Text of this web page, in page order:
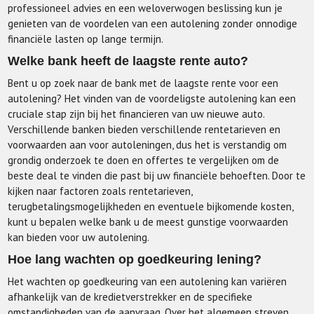
professioneel advies en een weloverwogen beslissing kun je
genieten van de voordelen van een autolening zonder onnodige
financiële lasten op lange termijn.
Welke bank heeft de laagste rente auto?
Bent u op zoek naar de bank met de laagste rente voor een
autolening? Het vinden van de voordeligste autolening kan een
cruciale stap zijn bij het financieren van uw nieuwe auto.
Verschillende banken bieden verschillende rentetarieven en
voorwaarden aan voor autoleningen, dus het is verstandig om
grondig onderzoek te doen en offertes te vergelijken om de
beste deal te vinden die past bij uw financiële behoeften. Door te
kijken naar factoren zoals rentetarieven,
terugbetalingsmogelijkheden en eventuele bijkomende kosten,
kunt u bepalen welke bank u de meest gunstige voorwaarden
kan bieden voor uw autolening.
Hoe lang wachten op goedkeuring lening?
Het wachten op goedkeuring van een autolening kan variëren
afhankelijk van de kredietverstrekker en de specifieke